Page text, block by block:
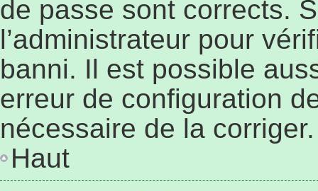
de passe sont corrects.
l’administrateur pour
banni. Il est possible
erreur de configuration
nécessaire de la corriger.
Haut